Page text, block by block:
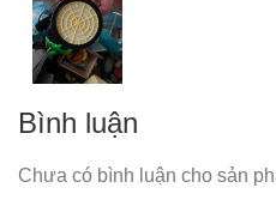
Bình luận
Chưa có bình luận cho sản